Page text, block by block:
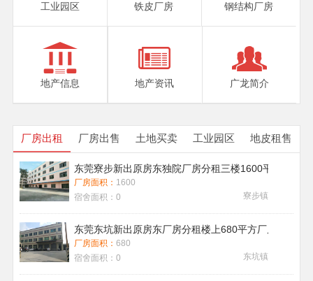
工业园区 铁皮厂房 钢结构厂房
地产信息 地产资讯 广龙简介
厂房出租 厂房出售 土地买卖 工业园区 地皮租售
东莞寮步新出原房东独院厂房分租三楼1600平方带地
厂房面积： 1600
宿舍面积： 0 寮步镇
东莞东坑新出原房东厂房分租楼上680平方厂房出租现
厂房面积： 680
宿舍面积： 0 东坑镇